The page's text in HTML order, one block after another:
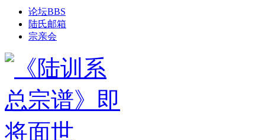
论坛BBS
陆氏邮箱
宗亲会